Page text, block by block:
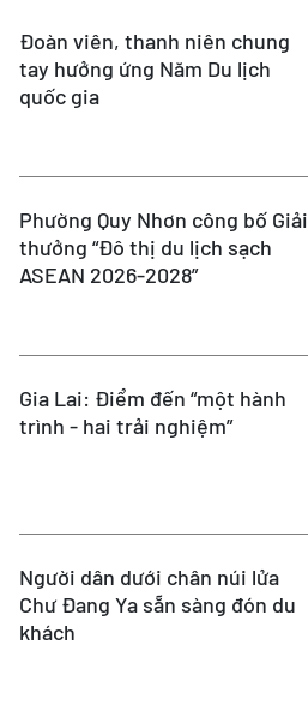
Đoàn viên, thanh niên chung
tay hưởng ứng Năm Du lịch
quốc gia
Phường Quy Nhơn công bố Giải
thưởng “Đô thị du lịch sạch
ASEAN 2026-2028”
Gia Lai: Điểm đến “một hành
trình - hai trải nghiệm”
Người dân dưới chân núi lửa
Chư Đang Ya sẵn sàng đón du
khách